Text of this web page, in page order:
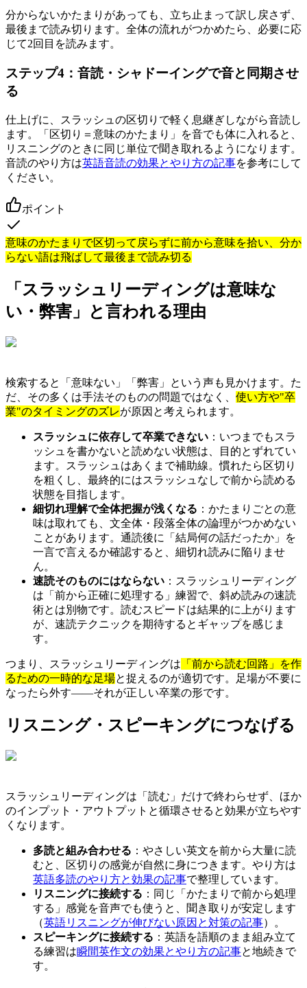
分からないかたまりがあっても、立ち止まって訳し戻さず、
最後まで読み切ります。全体の流れがつかめたら、必要に応
じて2回目を読みます。
ステップ4：音読・シャドーイングで音と同期させ
る
仕上げに、スラッシュの区切りで軽く息継ぎしながら音読し
ます。「区切り＝意味のかたまり」を音でも体に入れると、
リスニングのときに同じ単位で聞き取れるようになります。
音読のやり方は英語音読の効果とやり方の記事を参考にして
ください。
ポイント
意味のかたまりで区切って戻らずに前から意味を拾い、分か
らない語は飛ばして最後まで読み切る
「スラッシュリーディングは意味な
い・弊害」と言われる理由
検索すると「意味ない」「弊害」という声も見かけます。た
だ、その多くは手法そのものの問題ではなく、 使い方や"卒
業"のタイミングのズレが原因と考えられます。
スラッシュに依存して卒業できない ：いつまでもスラ
ッシュを書かないと読めない状態は、目的とずれてい
ます。スラッシュはあくまで補助線。慣れたら区切り
を粗くし、最終的にはスラッシュなしで前から読める
状態を目指します。
細切れ理解で全体把握が浅くなる ：かたまりごとの意
味は取れても、文全体・段落全体の論理がつかめない
ことがあります。通読後に「結局何の話だったか」を
一言で言えるか確認すると、細切れ読みに陥りませ
ん。
速読そのものにはならない ：スラッシュリーディング
は「前から正確に処理する」練習で、斜め読みの速読
術とは別物です。読むスピードは結果的に上がります
が、速読テクニックを期待するとギャップを感じま
す。
つまり、スラッシュリーディングは 「前から読む回路」を作
るための一時的な足場と捉えるのが適切です。足場が不要に
なったら外す——それが正しい卒業の形です。
リスニング・スピーキングにつなげる
スラッシュリーディングは「読む」だけで終わらせず、ほか
のインプット・アウトプットと循環させると効果が立ちやす
くなります。
多読と組み合わせる ：やさしい英文を前から大量に読
むと、区切りの感覚が自然に身につきます。やり方は
英語多読のやり方と効果の記事で整理しています。
リスニングに接続する ：同じ「かたまりで前から処理
する」感覚を音声でも使うと、聞き取りが安定します
（英語リスニングが伸びない原因と対策の記事）。
スピーキングに接続する ：英語を語順のまま組み立て
る練習は瞬間英作文の効果とやり方の記事と地続きで
す。